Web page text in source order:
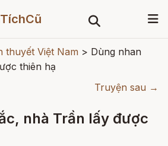
thuyết Việt Nam > Dùng nhan
thiên hạ
Truyện sau →
nhà Trần lấy được